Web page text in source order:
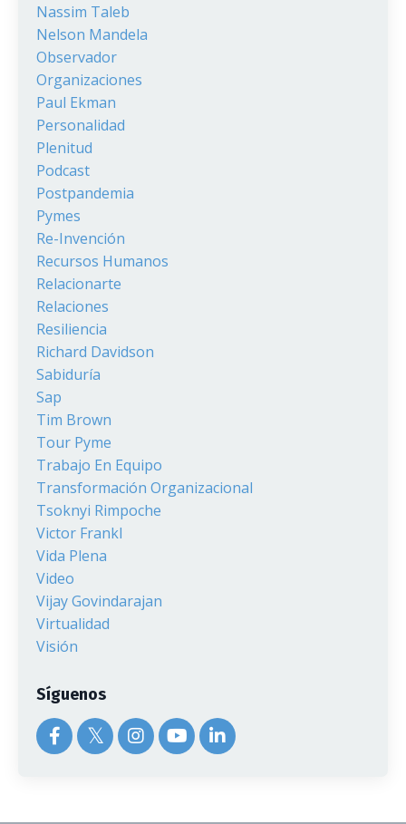
Nassim Taleb
Nelson Mandela
Observador
Organizaciones
Paul Ekman
Personalidad
Plenitud
Podcast
Postpandemia
Pymes
Re-Invención
Recursos Humanos
Relacionarte
Relaciones
Resiliencia
Richard Davidson
Sabiduría
Sap
Tim Brown
Tour Pyme
Trabajo En Equipo
Transformación Organizacional
Tsoknyi Rimpoche
Victor Frankl
Vida Plena
Video
Vijay Govindarajan
Virtualidad
Visión
Síguenos